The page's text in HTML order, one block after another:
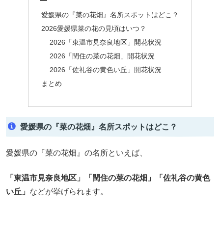
愛媛県の『菜の花畑』名所スポットはどこ？
2026愛媛県菜の花の見頃はいつ？
2026「東温市見奈良地区」開花状況
2026「閏住の菜の花畑」開花状況
2026「佐礼谷の黄色い丘」開花状況
まとめ
愛媛県の『菜の花畑』名所スポットはどこ？
愛媛県の『菜の花畑』の名所といえば、
「東温市見奈良地区」「閏住の菜の花畑」「佐礼谷の黄色
い丘」 などが挙げられます。